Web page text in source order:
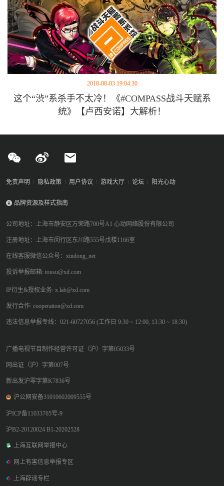
2018-08-03 19:04:30
这个“渋”系杀手不太冷！《#COMPASS战斗天赋系
统》【卢西安诺】大解析！
免责声明 隐私政策 用户协议 游戏大厅 论坛 阳光心动
品牌资源及样式指南
公司地址：上海市静安区万荣路700号A1 心动网络股份有限公司
注册地址：上海市闵行区东川路555号戊楼1166室
在线客服微信公众号：xindong_net
投诉举报邮箱: tousu@xd.com
IP衍生&授权业务: x.lab@xd.com
发行合作: cooperation@xd.com
违法信息举报专线：021-60727056 (工作日 9:30 ~ 12:00, 13:30 ~ 18:30)
广播电视节目制作经营许可证（沪）字第05033号
网出证（沪）字第007号
新出发沪零字第K7836号
沪公网安备31010602009555号
沪ICP备11033765号-9
沪B2-20120024 B1-20202528
上海互联网举报中心
网上有害信息举报专区
上海辟谣专栏